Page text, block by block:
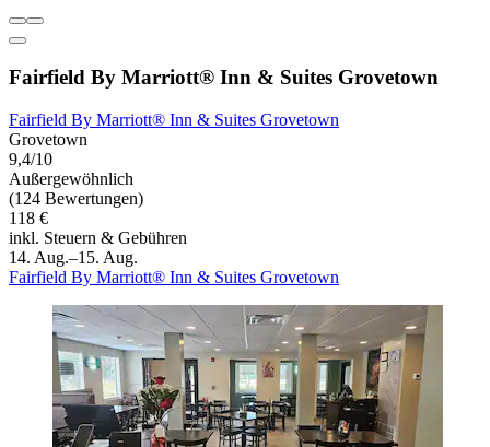
Fairfield By Marriott® Inn & Suites Grovetown
Fairfield By Marriott® Inn & Suites Grovetown
Grovetown
9,4/10
Außergewöhnlich
(124 Bewertungen)
118 €
inkl. Steuern & Gebühren
14. Aug.–15. Aug.
Fairfield By Marriott® Inn & Suites Grovetown